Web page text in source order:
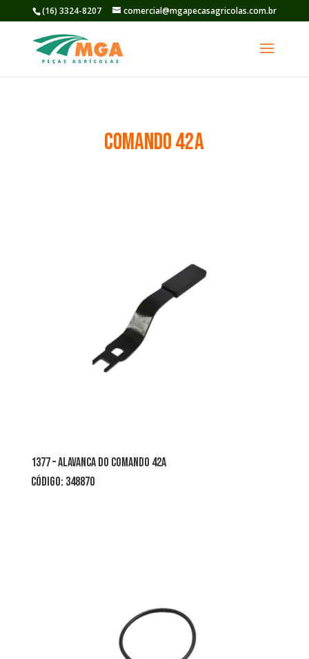
(16) 3324-8207 comercial@mgapecasagricolas.com.br
comando 42a
1377 – alavanca do comando 42A
CÓDIGO: 348870